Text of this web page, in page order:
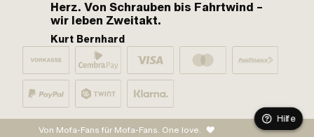
Herz. Von Schrauben bis Fahrtwind –
wir leben Zweitakt.
Kurt Bernhard
Von Mofa-Fans für Mofa-Fans. One love.
Hilfe